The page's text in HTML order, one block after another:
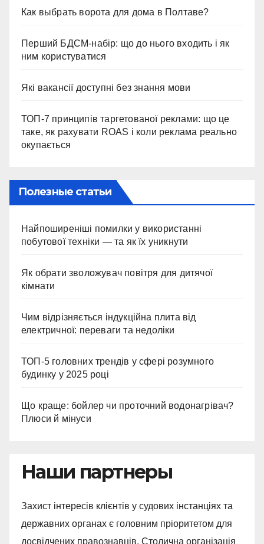
Как выбрать ворота для дома в Полтаве?
Перший БДСМ-набір: що до нього входить і як
ним користуватися
Які вакансії доступні без знання мови
ТОП-7 принципів таргетованої реклами: що це
таке, як рахувати ROAS і коли реклама реально
окупається
Полезные статьи
Найпоширеніші помилки у використанні
побутової техніки — та як їх уникнути
Як обрати зволожувач повітря для дитячої
кімнати
Чим відрізняється індукційна плита від
електричної: переваги та недоліки
ТОП-5 головних трендів у сфері розумного
будинку у 2025 році
Що краще: бойлер чи проточний водонагрівач?
Плюси й мінуси
Наши партнеры
Захист інтересів клієнтів у судових інстанціях та
державних органах є головним пріоритетом для
досвідчених правознавців. Столична організація